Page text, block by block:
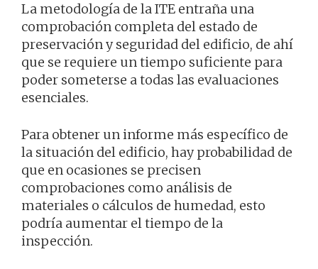
La metodología de la ITE entraña una
comprobación completa del estado de
preservación y seguridad del edificio, de ahí
que se requiere un tiempo suficiente para
poder someterse a todas las evaluaciones
esenciales.
Para obtener un informe más específico de
la situación del edificio, hay probabilidad de
que en ocasiones se precisen
comprobaciones como análisis de
materiales o cálculos de humedad, esto
podría aumentar el tiempo de la
inspección.